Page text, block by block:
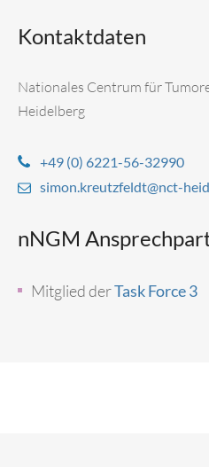
Kontaktdaten
Nationales Centrum für
Heidelberg
+49 (0) 6221-56-32990
simon.kreutzfeldt@nct-
nNGM
Mitglied derTask Force 3